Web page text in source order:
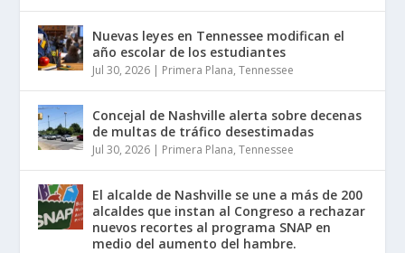
Nuevas leyes en Tennessee modifican el
año escolar de los estudiantes
Jul 30, 2026 | Primera Plana,Tennessee
Concejal de Nashville alerta sobre decenas
de multas de tráfico desestimadas
Jul 30, 2026 | Primera Plana,Tennessee
El alcalde de Nashville se une a más de 200
alcaldes que instan al Congreso a rechazar
nuevos recortes al programa SNAP en
medio del aumento del hambre.